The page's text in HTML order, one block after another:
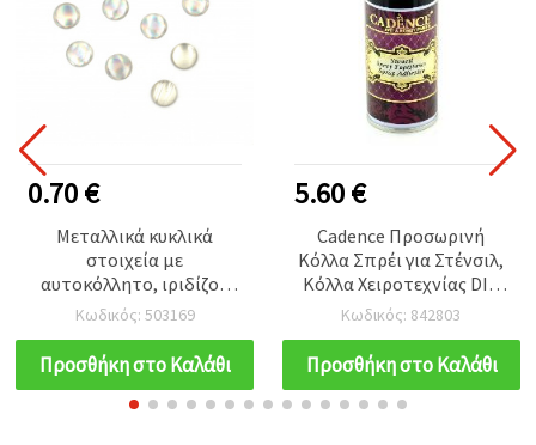
0.70 €
Μεταλλικά κυκλικά
στοιχεία με
αυτοκόλλητο, ιριδίζον
ουράνιο τόξο, στρογγυλά
πολύπλευρα στρας για
χειροτεχνίες,
scrapbooking & DIY
διακοσμήσεις, 6x1 mm -
Κωδικός: 503169
Προσθήκη στο Καλάθι
5.60 €
Cadence Προσωρινή
Κόλλα Σπρέι για Στένσιλ,
Κόλλα Χειροτεχνίας DIY,
150 ml
Κωδικός: 842803
Προσθήκη στο Καλάθι